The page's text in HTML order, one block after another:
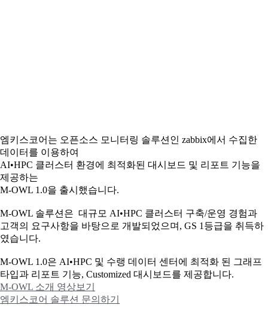
엠키스코어는 오픈소스 모니터링 솔루션인 zabbix에서 수집한
데이터를 이용하여
AI•HPC 클러스터 환경에 최적화된 대시보드 및 리포트 기능을
제공하는
M-OWL 1.0을 출시했습니다.
M-OWL 솔루션은 대규모 AI•HPC 클러스터 구축/운영 경험과
고객의 요구사항을 바탕으로 개발되었으며, GS 1등급을 취득하
였습니다.
M-OWL 1.0은 AI•HPC 및 수랭 데이터 센터에 최적화 된 그래프
타입과 리포트 기능, Customized 대시보드를 제공합니다.
M-OWL 소개 영상보기
엠키스코어 솔루션 문의하기